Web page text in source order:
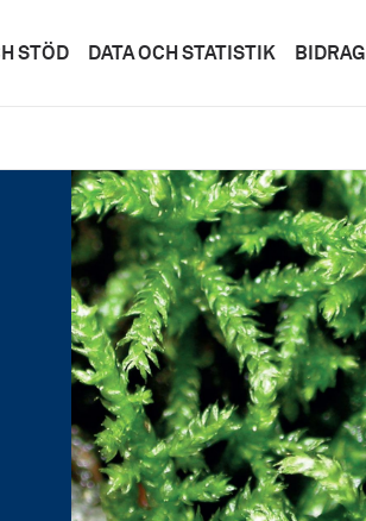
STÖD DATA OCH STATISTIK BIDRAG